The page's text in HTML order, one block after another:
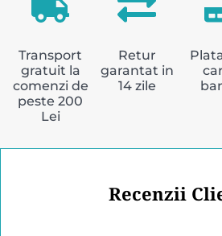
Transport
gratuit la
comenzi de
peste 200
Lei
Retur
garantat in
14 zile
Recenzii